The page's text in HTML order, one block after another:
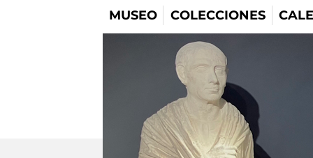
MUSEO COLECCIONES